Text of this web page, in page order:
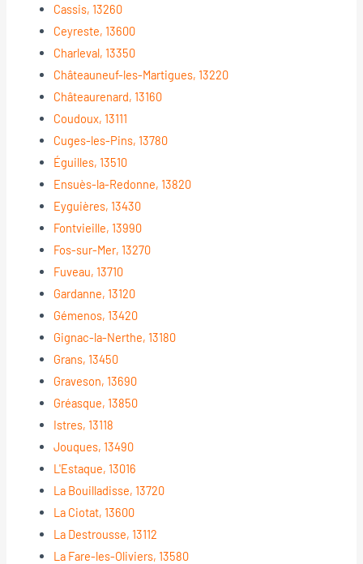
Cassis, 13260
Ceyreste, 13600
Charleval, 13350
Châteauneuf-les-Martigues, 13220
Châteaurenard, 13160
Coudoux, 13111
Cuges-les-Pins, 13780
Éguilles, 13510
Ensuès-la-Redonne, 13820
Eyguières, 13430
Fontvieille, 13990
Fos-sur-Mer, 13270
Fuveau, 13710
Gardanne, 13120
Gémenos, 13420
Gignac-la-Nerthe, 13180
Grans, 13450
Graveson, 13690
Gréasque, 13850
Istres, 13118
Jouques, 13490
L'Estaque, 13016
La Bouilladisse, 13720
La Ciotat, 13600
La Destrousse, 13112
La Fare-les-Oliviers, 13580